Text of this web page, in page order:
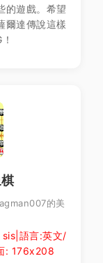
的遊戲。希望
爾達傳說這樣
的美
語言:英文/
: 176x208